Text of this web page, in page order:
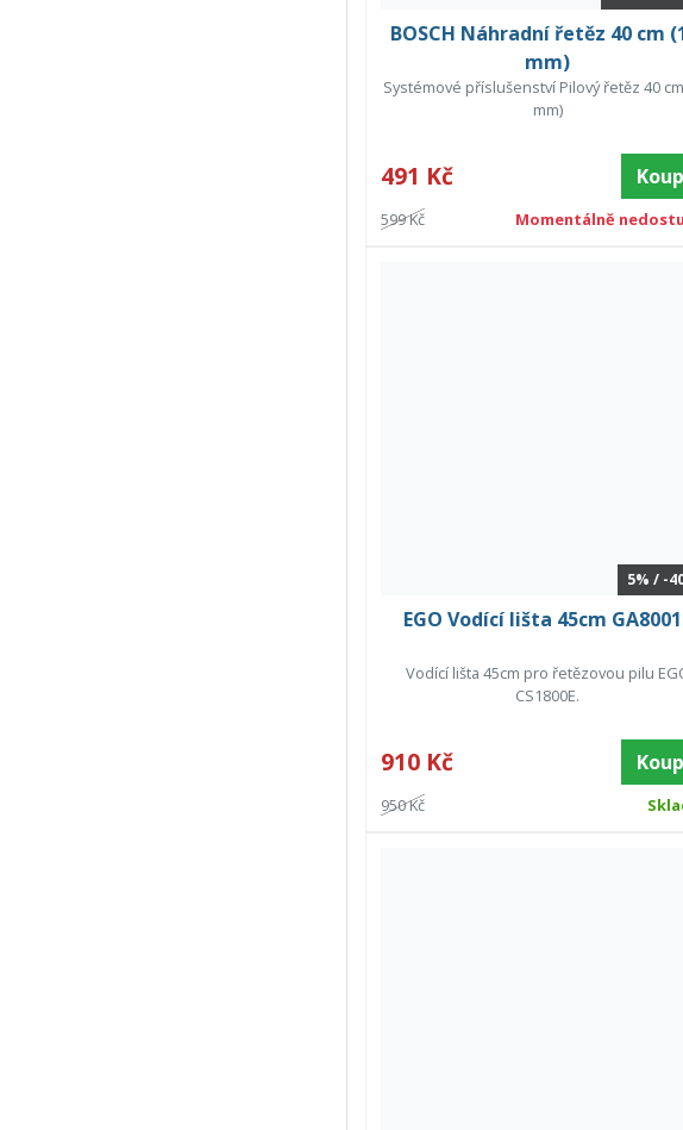
BOSCH Náhradní řetěz 40 cm
mm)
Systémové příslušenství Pilový řetěz 40
mm)
491 Kč
599 Kč Momentálně
5% / -
EGO Vodící lišta 45cm
Vodící lišta 45cm pro řetězovou pilu
CS1800E.
910 Kč
950 Kč